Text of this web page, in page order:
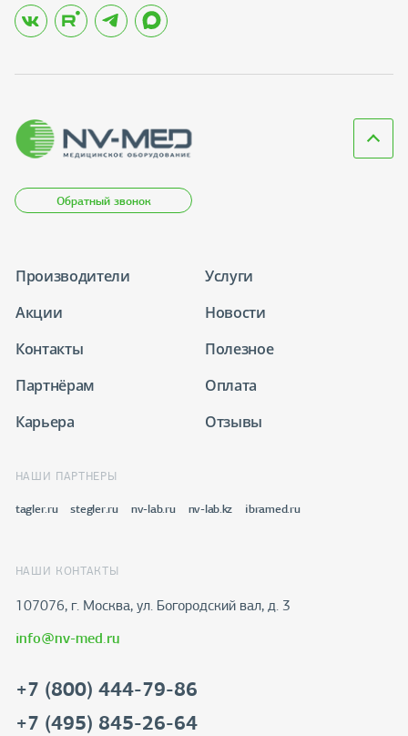
Обратный звонок
Производители
Услуги
Акции
Новости
Контакты
Полезное
Партнёрам
Оплата
Карьера
Отзывы
НАШИ ПАРТНЕРЫ
tagler.ru stegler.ru nv-lab.ru nv-lab.kz ibramed.ru
НАШИ КОНТАКТЫ
107076, г. Москва, ул. Богородский вал, д. 3
info@nv-med.ru
+7 (800) 444-79-86
+7 (495) 845-26-64